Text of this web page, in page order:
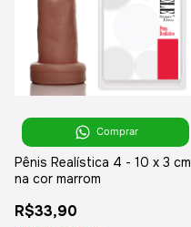
Comprar
Pênis Realística 4 - 10 x 3 cm
na cor marrom
R$33,90